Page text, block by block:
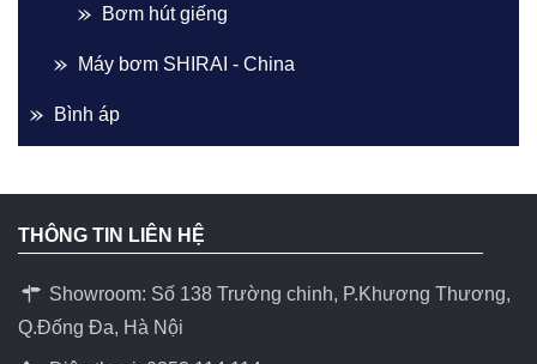
Bơm hút giếng
Máy bơm SHIRAI - China
Bình áp
THÔNG TIN LIÊN HỆ
Showroom: Số 138 Trường chinh, P.Khương Thương,
Q.Đống Đa, Hà Nội